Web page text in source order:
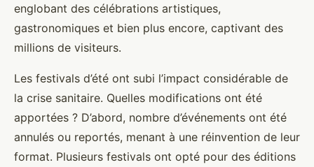
englobant des célébrations artistiques,
gastronomiques et bien plus encore, captivant des
millions de visiteurs.
Les festivals d’été ont subi l’impact considérable de
la crise sanitaire. Quelles modifications ont été
apportées ? D’abord, nombre d’événements ont été
annulés ou reportés, menant à une réinvention de leur
format. Plusieurs festivals ont opté pour des éditions